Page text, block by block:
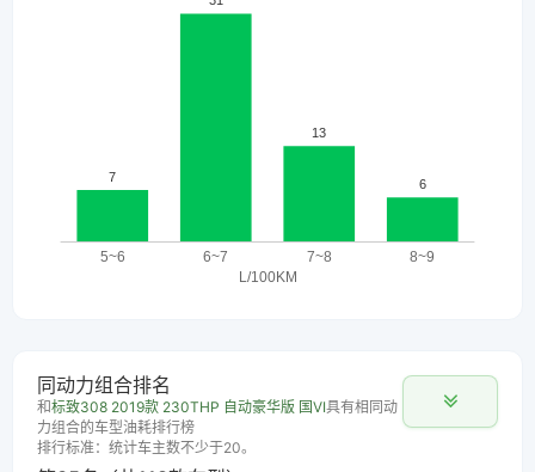
同动力组合排名
和标致308 2019款 230THP 自动豪华版 国VI具有相同动
力组合的车型油耗排行榜
排行标准：统计车主数不少于20。